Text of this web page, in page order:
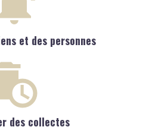
et des personnes
des collectes